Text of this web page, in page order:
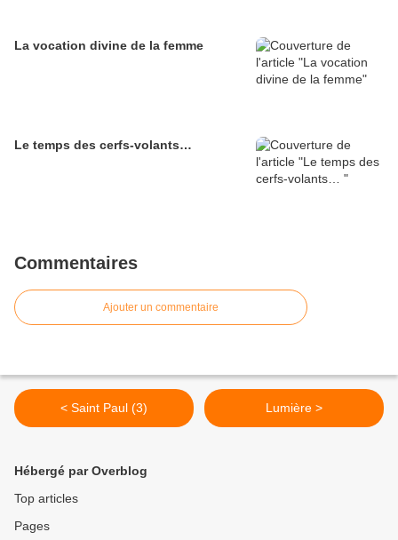
La vocation divine de la femme
Le temps des cerfs-volants…
Commentaires
Ajouter un commentaire
< Saint Paul (3) Lumière >
Hébergé par Overblog
Top articles
Pages